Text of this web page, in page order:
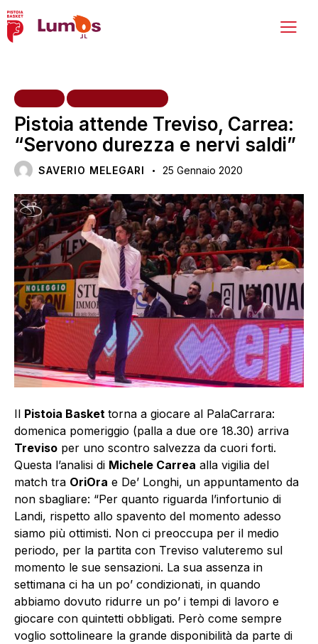
Pistoia attende Treviso, Carrea:
“Servono durezza e nervi saldi”
SAVERIO MELEGARI 25 Gennaio 2020
Il Pistoia Basket torna a giocare al PalaCarrara:
domenica pomeriggio (palla a due ore 18.30) arriva
Treviso per uno scontro salvezza da cuori forti.
Questa l’analisi di Michele Carrea alla vigilia del
match tra OriOra e De’ Longhi, un appuntamento da
non sbagliare: “Per quanto riguarda l’infortunio di
Landi, rispetto allo spavento del momento adesso
siamo più ottimisti. Non ci preoccupa per il medio
periodo, per la partita con Treviso valuteremo sul
momento le sue sensazioni. La sua assenza in
settimana ci ha un po’ condizionati, in quando
abbiamo dovuto ridurre un po’ i tempi di lavoro e
giocare con quintetti obbligati. Però come sempre
voglio sottolineare la grande disponibilità da parte di